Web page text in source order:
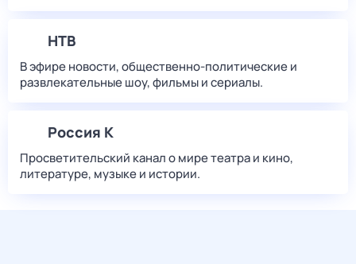
НТВ
В эфире новости, общественно-политические и
развлекательные шоу, фильмы и сериалы.
Россия К
Просветительский канал о мире театра и кино,
литературе, музыке и истории.